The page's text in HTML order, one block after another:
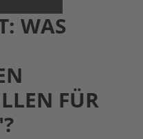
WAS
FÜR